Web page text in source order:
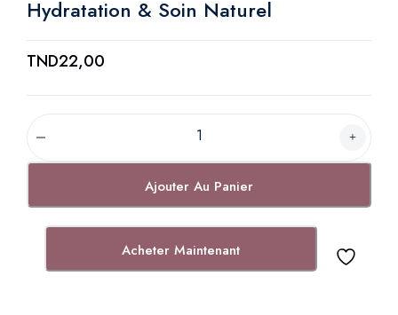
Hydratation & Soin Naturel
TND22,00
i
x
i
B
Ajouter Au Panier
Acheter Maintenant